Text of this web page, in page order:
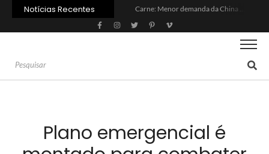
Notícias Recentes
Inadimplência no crédito rural deve seguir elevada até 2027
Lula sanciona MP do Frete e agro teme alta dos custos logísticos
Brasil tem 2º maior juro real do mundo
Plano emergencial é